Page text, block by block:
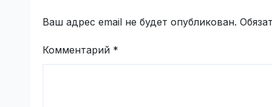
Ваш адрес email не будет опубликован.
Комментарий *